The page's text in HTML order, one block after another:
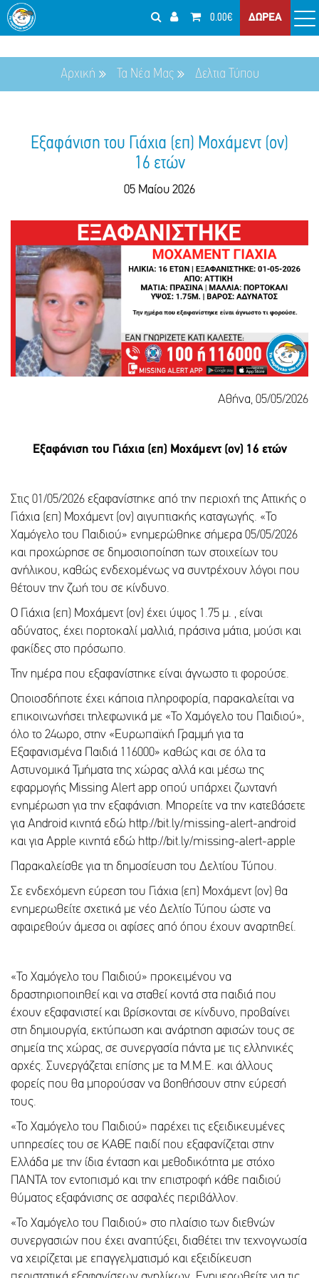
0.00€ ΔΩΡΕΑ
Αρχική Τα Νέα Μας Δελτια Τύπου
Εξαφάνιση του Γιάχια (επ) Μοχάμεντ (ον)
16 ετών
05 Μαίου 2026
Αθήνα, 05/05/2026
Εξαφάνιση του Γιάχια (επ) Μοχάμεντ (ον) 16 ετών
Στις 01/05/2026 εξαφανίστηκε από την περιοχή της Αττικής ο
Γιάχια (επ) Μοχάμεντ (ον) αιγυπτιακής καταγωγής. «Το
Χαμόγελο του Παιδιού» ενημερώθηκε σήμερα 05/05/2026
και προχώρησε σε δημοσιοποίηση των στοιχείων του
ανήλικου, καθώς ενδεχομένως να συντρέχουν λόγοι που
θέτουν την ζωή του σε κίνδυνο.
Ο Γιάχια (επ) Μοχάμεντ (ον) έχει ύψος 1.75 μ. , είναι
αδύνατος, έχει πορτοκαλί μαλλιά, πράσινα μάτια, μούσι και
φακίδες στο πρόσωπο.
Την ημέρα που εξαφανίστηκε είναι άγνωστο τι φορούσε.
Οποιοσδήποτε έχει κάποια πληροφορία, παρακαλείται να
επικοινωνήσει τηλεφωνικά με «Το Χαμόγελο του Παιδιού»,
όλο το 24ωρο, στην «Ευρωπαϊκή Γραμμή για τα
Εξαφανισμένα Παιδιά 116000» καθώς και σε όλα τα
Αστυνομικά Τμήματα της χώρας αλλά και μέσω της
εφαρμογής Missing Alert app οπού υπάρχει ζωντανή
ενημέρωση για την εξαφάνιση. Μπορείτε να την κατεβάσετε
για Android κινητά εδώ http://bit.ly/missing-alert-android
και για Apple κινητά εδώ http://bit.ly/missing-alert-apple
Παρακαλείσθε για τη δημοσίευση του Δελτίου Τύπου.
Σε ενδεχόμενη εύρεση του Γιάχια (επ) Μοχάμεντ (ον) θα
ενημερωθείτε σχετικά με νέο Δελτίο Τύπου ώστε να
αφαιρεθούν άμεσα οι αφίσες από όπου έχουν αναρτηθεί.
«Το Χαμόγελο του Παιδιού» προκειμένου να
δραστηριοποιηθεί και να σταθεί κοντά στα παιδιά που
έχουν εξαφανιστεί και βρίσκονται σε κίνδυνο, προβαίνει
στη δημιουργία, εκτύπωση και ανάρτηση αφισών τους σε
σημεία της χώρας, σε συνεργασία πάντα με τις ελληνικές
αρχές. Συνεργάζεται επίσης με τα Μ.Μ.Ε. και άλλους
φορείς που θα μπορούσαν να βοηθήσουν στην εύρεσή
τους.
«Το Χαμόγελο του Παιδιού» παρέχει τις εξειδικευμένες
υπηρεσίες του σε ΚΑΘΕ παιδί που εξαφανίζεται στην
Ελλάδα με την ίδια ένταση και μεθοδικότητα με στόχο
ΠΑΝΤΑ τον εντοπισμό και την επιστροφή κάθε παιδιού
θύματος εξαφάνισης σε ασφαλές περιβάλλον.
«Το Χαμόγελο του Παιδιού» στο πλαίσιο των διεθνών
συνεργασιών που έχει αναπτύξει, διαθέτει την τεχνογνωσία
να χειρίζεται με επαγγελματισμό και εξειδίκευση